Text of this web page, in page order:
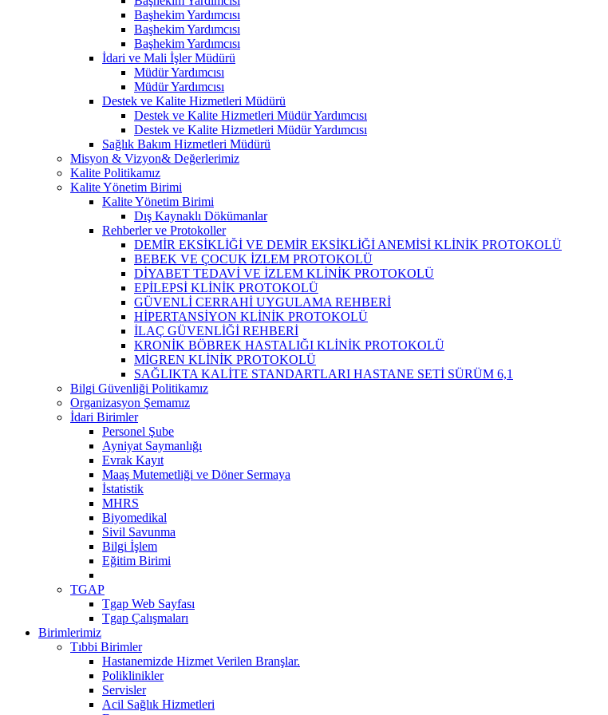
Başhekim Yardımcısı
Başhekim Yardımcısı
Başhekim Yardımcısı
İdari ve Mali İşler Müdürü
Müdür Yardımcısı
Müdür Yardımcısı
Destek ve Kalite Hizmetleri Müdürü
Destek ve Kalite Hizmetleri Müdür Yardımcısı
Destek ve Kalite Hizmetleri Müdür Yardımcısı
Sağlık Bakım Hizmetleri Müdürü
Misyon & Vizyon& Değerlerimiz
Kalite Politikamız
Kalite Yönetim Birimi
Kalite Yönetim Birimi
Dış Kaynaklı Dökümanlar
Rehberler ve Protokoller
DEMİR EKSİKLİĞİ VE DEMİR EKSİKLİĞİ ANEMİSİ KLİNİK PROTOKOLÜ
BEBEK VE ÇOCUK İZLEM PROTOKOLÜ
DİYABET TEDAVİ VE İZLEM KLİNİK PROTOKOLÜ
EPİLEPSİ KLİNİK PROTOKOLÜ
GÜVENLİ CERRAHİ UYGULAMA REHBERİ
HİPERTANSİYON KLİNİK PROTOKOLÜ
İLAÇ GÜVENLİĞİ REHBERİ
KRONİK BÖBREK HASTALIĞI KLİNİK PROTOKOLÜ
MİGREN KLİNİK PROTOKOLÜ
SAĞLIKTA KALİTE STANDARTLARI HASTANE SETİ SÜRÜM 6,1
Bilgi Güvenliği Politikamız
Organizasyon Şemamız
İdari Birimler
Personel Şube
Ayniyat Saymanlığı
Evrak Kayıt
Maaş Mutemetliği ve Döner Sermaya
İstatistik
MHRS
Biyomedikal
Sivil Savunma
Bilgi İşlem
Eğitim Birimi
TGAP
Tgap Web Sayfası
Tgap Çalışmaları
Birimlerimiz
Tıbbi Birimler
Hastanemizde Hizmet Verilen Branşlar.
Poliklinikler
Servisler
Acil Sağlık Hizmetleri